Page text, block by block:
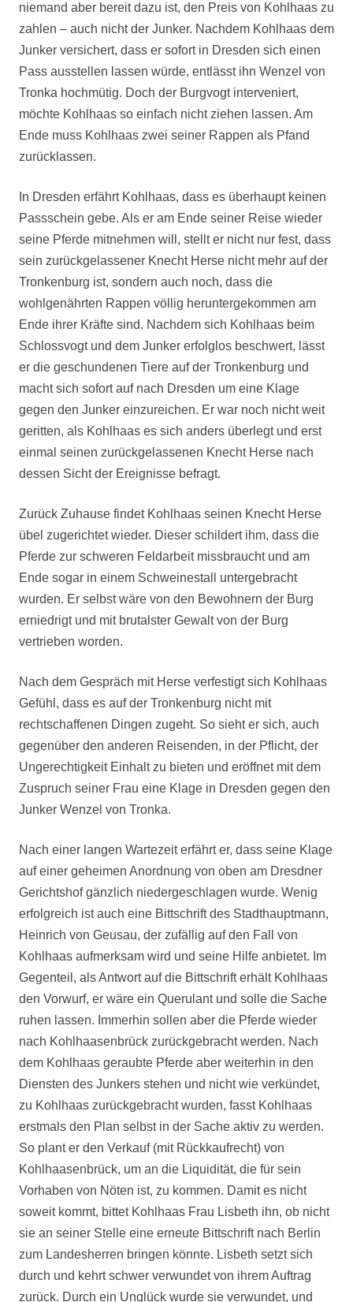
niemand aber bereit dazu ist, den Preis von Kohlhaas zu
zahlen – auch nicht der Junker. Nachdem Kohlhaas dem
Junker versichert, dass er sofort in Dresden sich einen
Pass ausstellen lassen würde, entlässt ihn Wenzel von
Tronka hochmütig. Doch der Burgvogt interveniert,
möchte Kohlhaas so einfach nicht ziehen lassen. Am
Ende muss Kohlhaas zwei seiner Rappen als Pfand
zurücklassen.
In Dresden erfährt Kohlhaas, dass es überhaupt keinen
Passschein gebe. Als er am Ende seiner Reise wieder
seine Pferde mitnehmen will, stellt er nicht nur fest, dass
sein zurückgelassener Knecht Herse nicht mehr auf der
Tronkenburg ist, sondern auch noch, dass die
wohlgenährten Rappen völlig heruntergekommen am
Ende ihrer Kräfte sind. Nachdem sich Kohlhaas beim
Schlossvogt und dem Junker erfolglos beschwert, lässt
er die geschundenen Tiere auf der Tronkenburg und
macht sich sofort auf nach Dresden um eine Klage
gegen den Junker einzureichen. Er war noch nicht weit
geritten, als Kohlhaas es sich anders überlegt und erst
einmal seinen zurückgelassenen Knecht Herse nach
dessen Sicht der Ereignisse befragt.
Zurück Zuhause findet Kohlhaas seinen Knecht Herse
übel zugerichtet wieder. Dieser schildert ihm, dass die
Pferde zur schweren Feldarbeit missbraucht und am
Ende sogar in einem Schweinestall untergebracht
wurden. Er selbst wäre von den Bewohnern der Burg
erniedrigt und mit brutalster Gewalt von der Burg
vertrieben worden.
Nach dem Gespräch mit Herse verfestigt sich Kohlhaas
Gefühl, dass es auf der Tronkenburg nicht mit
rechtschaffenen Dingen zugeht. So sieht er sich, auch
gegenüber den anderen Reisenden, in der Pflicht, der
Ungerechtigkeit Einhalt zu bieten und eröffnet mit dem
Zuspruch seiner Frau eine Klage in Dresden gegen den
Junker Wenzel von Tronka.
Nach einer langen Wartezeit erfährt er, dass seine Klage
auf einer geheimen Anordnung von oben am Dresdner
Gerichtshof gänzlich niedergeschlagen wurde. Wenig
erfolgreich ist auch eine Bittschrift des Stadthauptmann,
Heinrich von Geusau, der zufällig auf den Fall von
Kohlhaas aufmerksam wird und seine Hilfe anbietet. Im
Gegenteil, als Antwort auf die Bittschrift erhält Kohlhaas
den Vorwurf, er wäre ein Querulant und solle die Sache
ruhen lassen. Immerhin sollen aber die Pferde wieder
nach Kohlhaasenbrück zurückgebracht werden. Nach
dem Kohlhaas geraubte Pferde aber weiterhin in den
Diensten des Junkers stehen und nicht wie verkündet,
zu Kohlhaas zurückgebracht wurden, fasst Kohlhaas
erstmals den Plan selbst in der Sache aktiv zu werden.
So plant er den Verkauf (mit Rückkaufrecht) von
Kohlhaasenbrück, um an die Liquidität, die für sein
Vorhaben von Nöten ist, zu kommen. Damit es nicht
soweit kommt, bittet Kohlhaas Frau Lisbeth ihn, ob nicht
sie an seiner Stelle eine erneute Bittschrift nach Berlin
zum Landesherren bringen könnte. Lisbeth setzt sich
durch und kehrt schwer verwundet von ihrem Auftrag
zurück. Durch ein Unglück wurde sie verwundet, und